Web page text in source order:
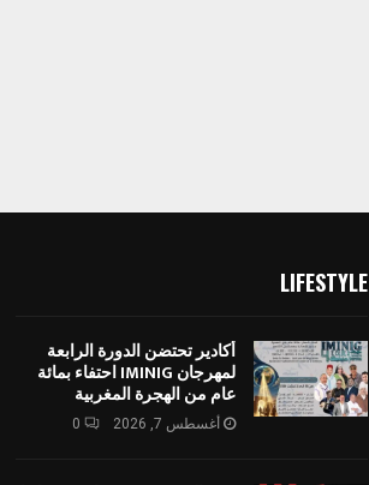
LIFESTYLE
أكادير تحتضن الدورة الرابعة
لمهرجان IMINIG احتفاء بمائة
عام من الهجرة المغربية
أغسطس 7, 2026 0